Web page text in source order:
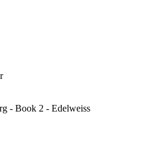
- Book 2 - Edelweiss